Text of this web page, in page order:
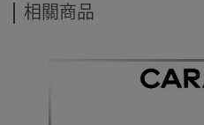
相關商品